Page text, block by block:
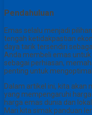
Pendahuluan
Emas selalu menjadi
tengah ketidakpastian
daya tarik tersendiri
Anda membeli emas
sebagai perhiasan,
penting untuk
Dalam artikel ini, kita
yang mempengaruhi
harga emas dunia dan
Mari kita simak panduan